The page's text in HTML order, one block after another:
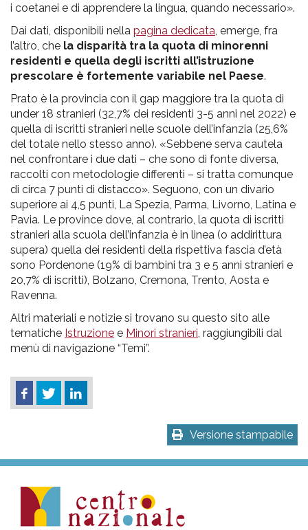
i coetanei e di apprendere la lingua, quando necessario».
Dai dati, disponibili nella pagina dedicata , emerge, fra
l’altro, che la disparità tra la quota di minorenni
residenti e quella degli iscritti all’istruzione
prescolare è fortemente variabile nel Paese.
Prato è la provincia con il gap maggiore tra la quota di
under 18 stranieri (32,7% dei residenti 3-5 anni nel 2022) e
quella di iscritti stranieri nelle scuole dell’infanzia (25,6%
del totale nello stesso anno). «Sebbene serva cautela
nel confrontare i due dati – che sono di fonte diversa,
raccolti con metodologie differenti – si tratta comunque
di circa 7 punti di distacco». Seguono, con un divario
superiore ai 4,5 punti, La Spezia, Parma, Livorno, Latina e
Pavia. Le province dove, al contrario, la quota di iscritti
stranieri alla scuola dell’infanzia è in linea (o addirittura
supera) quella dei residenti della rispettiva fascia d’età
sono Pordenone (19% di bambini tra 3 e 5 anni stranieri e
20,7% di iscritti), Bolzano, Cremona, Trento, Aosta e
Ravenna.
Altri materiali e notizie si trovano su questo sito alle
tematiche Istruzione e Minori stranieri , raggiungibili dal
menù di navigazione “Temi”.
Versione stampabile